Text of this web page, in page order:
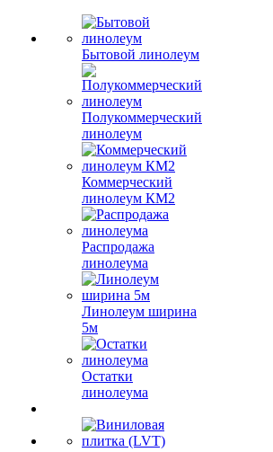
Бытовой линолеум
Полукоммерческий
линолеум
Коммерческий
линолеум КМ2
Распродажа
линолеума
Линолеум ширина
5м
Остатки
линолеума